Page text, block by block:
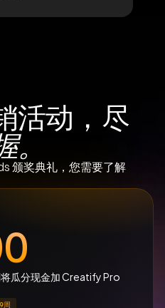
活动，尽
颁奖典礼，您需要了解
瓜分现金加 Creatify Pro